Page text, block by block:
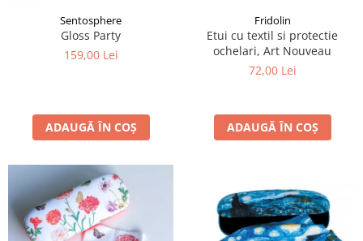
Sentosphere
Gloss Party
159,00 Lei
ADAUGĂ ÎN COȘ
Fridolin
Etui cu textil si protectie
ochelari, Art Nouveau
72,00 Lei
ADAUGĂ ÎN COȘ